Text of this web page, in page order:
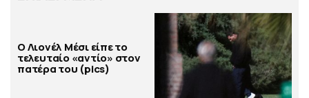
Ο Λιονέλ Μέσι είπε το
τελευταίο «αντίο» στον
πατέρα του (pics)